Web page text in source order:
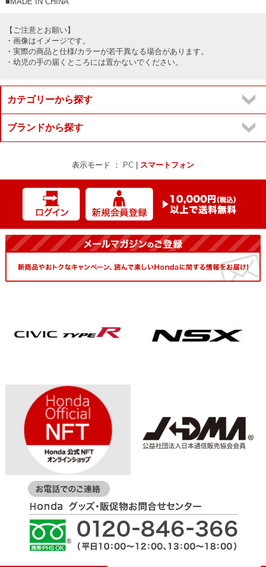
【ご注意とお願い】
・画像はイメージです。
・実際の商品と仕様/カラーが若干異なる場合があります。
・幼児の手の届くところには置かないでください。
カテゴリーから探す
ブランドから探す
表示モード ： PC | スマートフォン